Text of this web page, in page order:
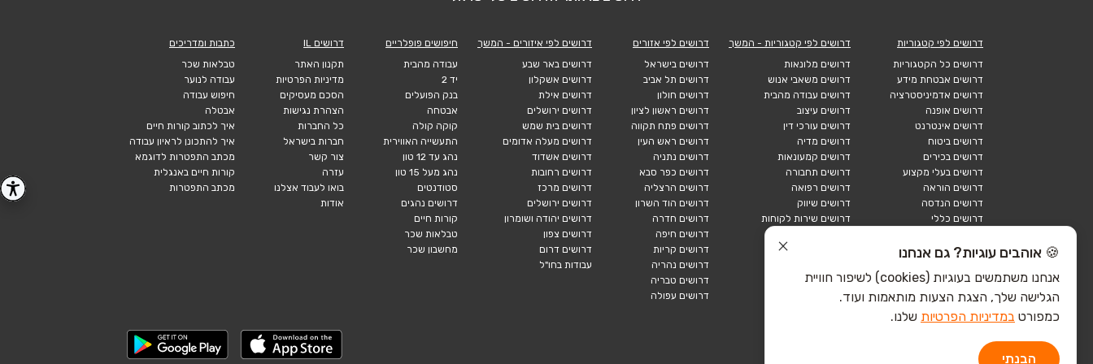
דרושים לפי קטגוריות
דרושים כל הקטגוריות
דרושים אבטחת מידע
דרושים אדמיניסטרציה
דרושים אופנה
דרושים אינטרנט
דרושים ביטוח
דרושים בכירים
דרושים בעלי מקצוע
דרושים הוראה
דרושים הנדסה
דרושים כללי
דרושים לוגיסטיקה
דרושים מכירות
הייטק חומרה
דרושים לפי קטגוריות - המשך
דרושים מלונאות
דרושים משאבי אנוש
דרושים עבודה מהבית
דרושים עיצוב
דרושים עורכי דין
דרושים מדיה
דרושים קמעונאות
דרושים תחבורה
דרושים רפואה
דרושים שיווק
דרושים שירות לקוחות
הייטק כללי
הייטק תוכנה
דרושים לפי אזורים
דרושים בישראל
דרושים תל אביב
דרושים חולון
דרושים ראשון לציון
דרושים פתח תקווה
דרושים ראש העין
דרושים נתניה
דרושים כפר סבא
דרושים הרצליה
דרושים הוד השרון
דרושים חדרה
דרושים חיפה
דרושים קריות
דרושים נהריה
דרושים טבריה
דרושים עפולה
דרושים לפי איזורים - המשך
דרושים באר שבע
דרושים אשקלון
דרושים אילת
דרושים ירושלים
דרושים בית שמש
דרושים מעלה אדומים
דרושים אשדוד
דרושים רחובות
דרושים מרכז
דרושים ירושלים
דרושים יהודה ושומרון
דרושים צפון
דרושים דרום
עבודות בחו"ל
חיפושים פופלריים
עבודה מהבית
יד 2
בנק הפועלים
אבטחה
קוקה קולה
התעשייה האווירית
נהג עד 12 טון
נהג מעל 15 טון
סטודנטים
דרושים נהגים
קורות חיים
טבלאות שכר
מחשבון שכר
דרושים IL
תקנון האתר
מדיניות הפרטיות
הסכם מעסיקים
הצהרת נגישות
כל החברות
חברות בישראל
צור קשר
עזרה
בואו לעבוד אצלנו
אודות
כתבות ומדריכים
טבלאות שכר
עבודה לנוער
חיפוש עבודה
אבטלה
איך לכתוב קורות חיים
איך להתכונן לראיון עבודה
מכתב התפטרות לדוגמא
קורות חיים באנגלית
מכתב התפטרות
🍪 אוהבים עוגיות? גם אנחנו
אנחנו משתמשים בעוגיות (cookies) לשיפור חוויית
הגלישה שלך, הצגת הצעות מותאמות ועוד.
כמפורט במדיניות הפרטיות שלנו.
הבנתי